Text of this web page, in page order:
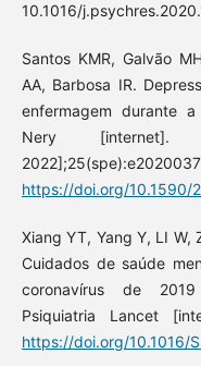
10.1016/
Santos KMR, Galvão
AA, Barbosa IR.
enfermagem durante
Nery
https://doi.org/10.1590/
Xiang YT, Yang Y, LI W,
Cuidados de saúde
coronavírus de 2019
Psiquiatria Lancet
https://doi.org/10.1016/